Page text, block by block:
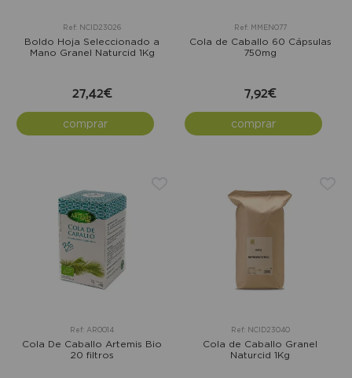
Ref: NCID23026
Boldo Hoja Seleccionado a
Mano Granel Naturcid 1Kg
27,42€
comprar
Ref: MMEN077
Cola de Caballo 60 Cápsulas
750mg
7,92€
comprar
Ref: AR0014
Cola De Caballo Artemis Bio
20 filtros
Ref: NCID23040
Cola de Caballo Granel
Naturcid 1Kg